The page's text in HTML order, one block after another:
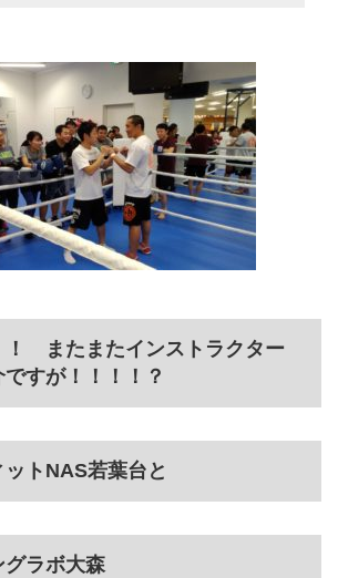
！ またまたインストラクター
すが！！！！？
トNAS若葉台と
グラボ大森